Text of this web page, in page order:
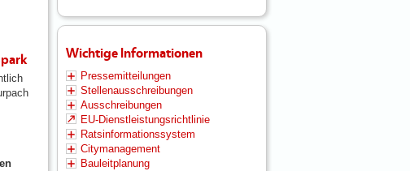
Wichtige Informationen
Pressemitteilungen
Stellenausschreibungen
Ausschreibungen
EU-Dienstleistungsrichtlinie
Ratsinformationssystem
Citymanagement
Bauleitplanung